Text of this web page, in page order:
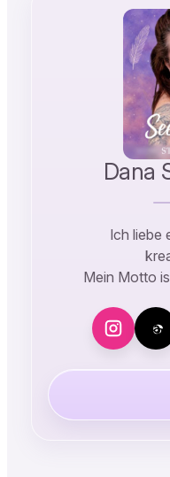
Dana
Ich liebe
Mein Motto